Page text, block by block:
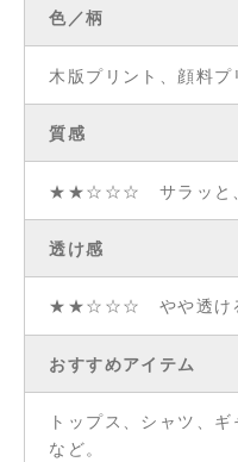
色／柄
木版プリント、顔料プ
質感
★★☆☆☆ サラッと、
透け感
★★☆☆☆ やや透け
おすすめアイテム
トップス、シャツ、
など。